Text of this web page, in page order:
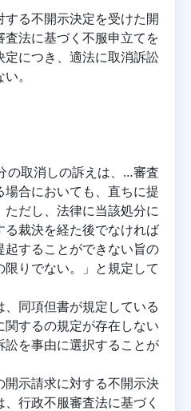
る不開示決定を受けた開
法に基づく不服申立てを
につき、適法に取消訴訟
。
の取消しの訴えは、…審査
合においても、直ちに提
だし、法律に当該処分に
裁決を経た後でなければ
することができない旨の
りでない。」と規定して
同項但書が規定している
するの規定が存在しない
を事由に選択することが
開示請求に対する不開示決
行政不服審査法に基づく